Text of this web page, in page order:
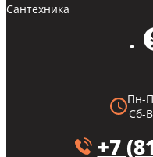
Сантехника
Пн-
Сб-
+7